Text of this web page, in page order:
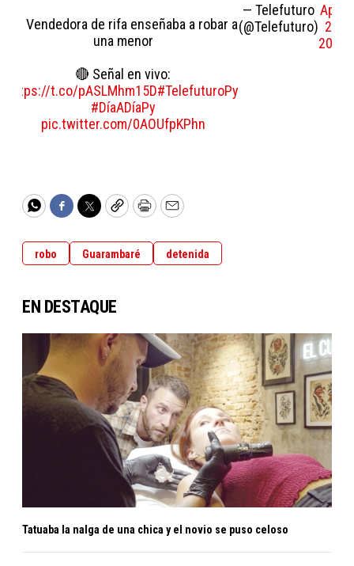
📌 Vendedora de rifa enseñaba a robar a
una menor
🔴 Señal en vivo:
https://t.co/pASLMhm15D#TelefuturoPy
#DíaADíaPy
pic.twitter.com/0AOUfpKPhn
— Telefuturo
(@Telefuturo)
April
23,
2026
WhatsApp
Facebook
TwitterCopyPrintEmail
robo Guarambaré detenida
EN DESTAQUE
Tatuaba la nalga de una chica y el novio se puso celoso